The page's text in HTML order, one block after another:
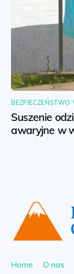
Suszenie
awaryjne w
Home O nas